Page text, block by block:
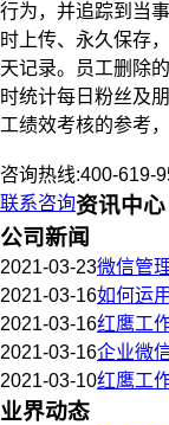
行为，并追踪到当
时上传、永久保存
天记录。员工删除
时统计每日粉丝及
工绩效考核的参考
咨询热线:400-619-
联系咨询资讯中心
公司新闻
2021-03-23微信管
2021-03-16如何运
2021-03-16红鹰工
2021-03-16企业微
2021-03-10红鹰工
业界动态